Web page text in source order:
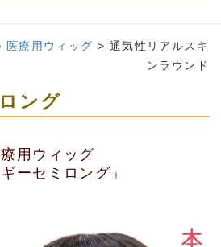
医療用ウィッグ > 通気性リアルスキ
ンラウンド
ング
療用ウィッグ
ギーセミロング」